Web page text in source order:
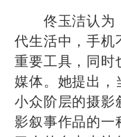
佟玉洁认为
代生活中，手机
重要工具，同时
媒体。她提出，
小众阶层的摄影
影叙事作品的一